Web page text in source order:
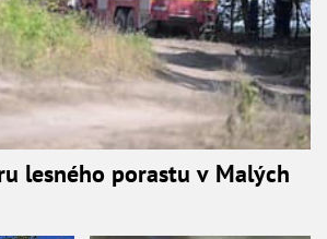
lesného porastu v Malých